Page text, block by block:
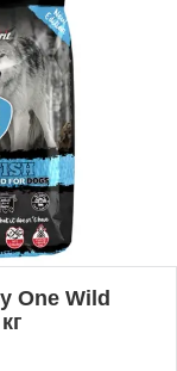
One Wild